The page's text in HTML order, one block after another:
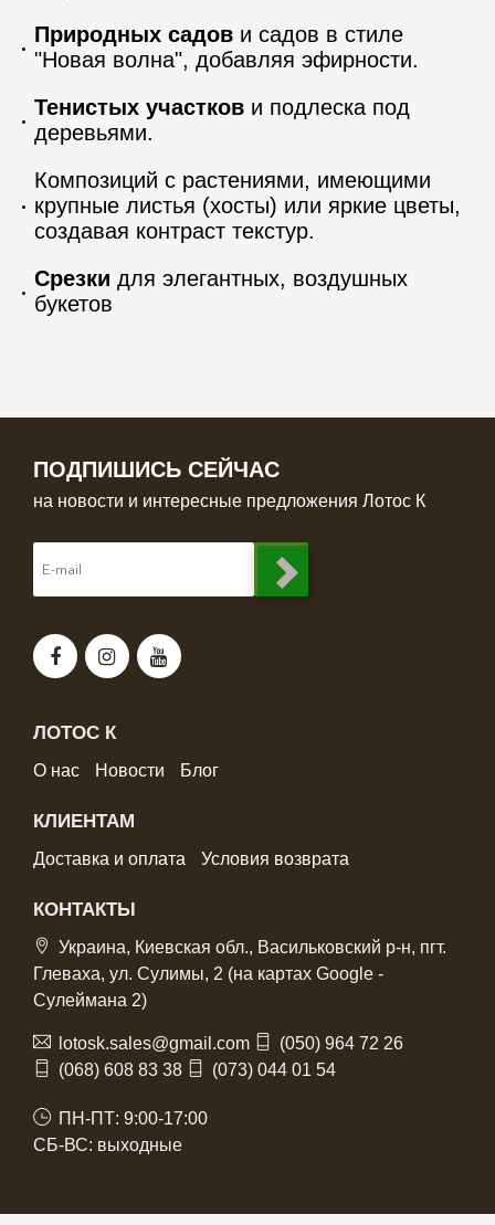
Природных садов и садов в стиле
"Новая волна", добавляя эфирности.
Тенистых участков и подлеска под
деревьями.
Композиций с растениями, имеющими
крупные листья (хосты) или яркие цветы,
создавая контраст текстур.
Срезки для элегантных, воздушных
букетов
ПОДПИШИСЬ СЕЙЧАС
на новости и интересные предложения Лотос К
ЛОТОС К
О нас Новости Блог
КЛИЕНТАМ
Доставка и оплата Условия возврата
КОНТАКТЫ
Украина, Киевская обл., Васильковский р-н, пгт.
Глеваха, ул. Сулимы, 2 (на картах Google -
Сулеймана 2)
lotosk.sales@gmail.com
(050) 964 72 26
(068) 608 83 38
(073) 044 01 54
ПН-ПТ: 9:00-17:00
СБ-ВС: выходные